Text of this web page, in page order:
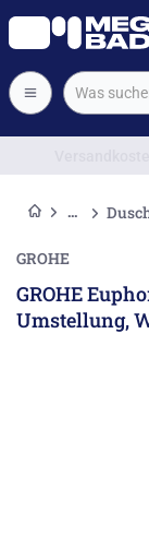
GROHE
GROHE
Umstellung,